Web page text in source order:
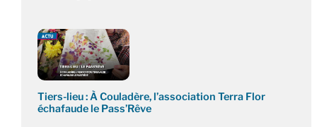
Tiers-lieu : À Couladère, l’association Terra Flor
échafaude le Pass’Rêve